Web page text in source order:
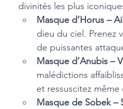
divinités les plus
Masque d’Horus –
dieu du ciel. Prenez
de puissantes
Masque d’Anubis –
malédictions
et ressuscitez
Masque de Sobek –